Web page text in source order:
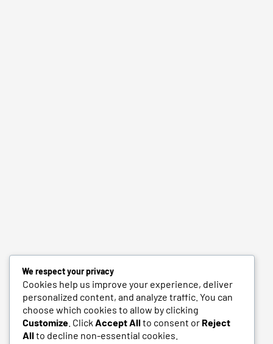
We respect your privacy
Cookies help us improve your experience, deliver
personalized content, and analyze traffic. You can
choose which cookies to allow by clicking
Customize . Click Accept Allto consent or Reject
Allto decline non-essential cookies.